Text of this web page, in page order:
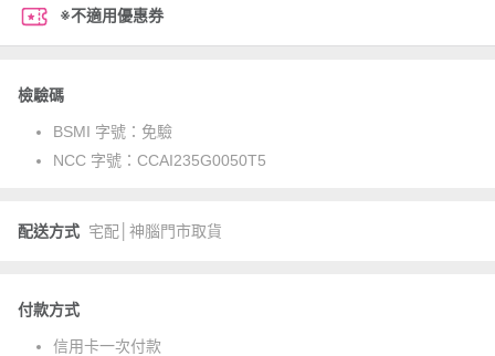
※不適用優惠券
檢驗碼
BSMI 字號： 免驗
NCC 字號： CCAI235G0050T5
配送方式 宅配│神腦門市取貨
付款方式
信用卡一次付款